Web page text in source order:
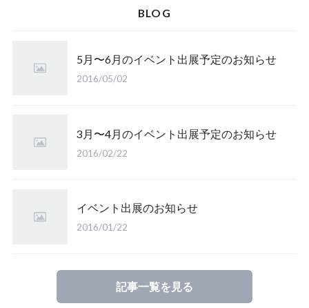
BLOG
5月〜6月のイベント出展予定のお知らせ
2016/05/02
3月〜4月のイベント出展予定のお知らせ
2016/02/22
イベント出展のお知らせ
2016/01/22
記事一覧を見る